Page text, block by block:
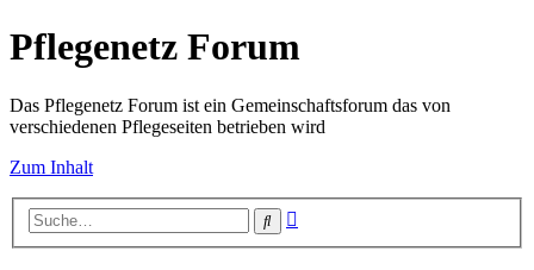
Pflegenetz Forum
Das Pflegenetz Forum ist ein Gemeinschaftsforum das von
verschiedenen Pflegeseiten betrieben wird
Zum Inhalt
Suche